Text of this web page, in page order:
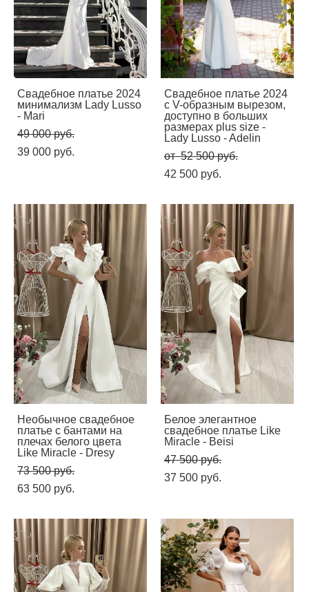
Свадебное платье 2024
минимализм Lady Lusso
- Mari
49 000 pуб.
39 000 pуб.
Свадебное платье 2024
с V-образным вырезом,
доступно в больших
размерах plus size -
Lady Lusso - Adelin
от 52 500 pуб.
42 500 pуб.
Необычное свадебное
платье с бантами на
плечах белого цвета
Like Miracle - Dresy
73 500 pуб.
63 500 pуб.
Белое элегантное
свадебное платье Like
Miracle - Beisi
47 500 pуб.
37 500 pуб.